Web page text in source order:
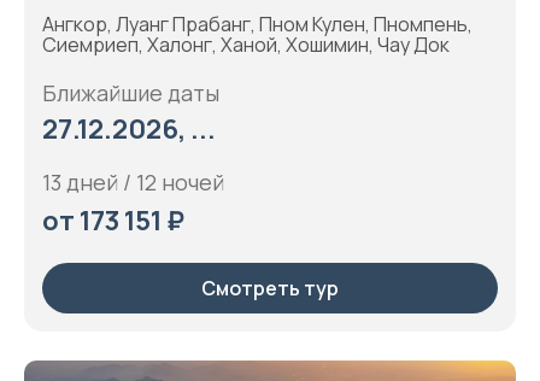
Ангкор, Луанг Прабанг, Пном Кулен, Пномпень,
Сиемриеп, Халонг, Ханой, Хошимин, Чау Док
Ближайшие даты
27.12.2026, ...
13 дней / 12 ночей
от 173 151 ₽
Смотреть тур